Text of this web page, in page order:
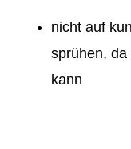
nicht auf
sprühen,
kann